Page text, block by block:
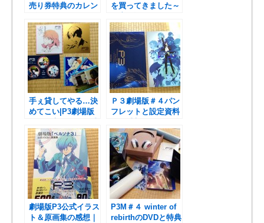
売り券特典のカレン
を買ってきました～
手ぇ貸してやる…決
めてこい|P3劇場版
謝しかない
Ｐ３劇場版＃４パン
フレットと設定資料
姿衝撃ｗ
劇場版P3公式イラス
ト＆原画集の感想｜
P3M＃４ winter of
rebirthのDVDと特典